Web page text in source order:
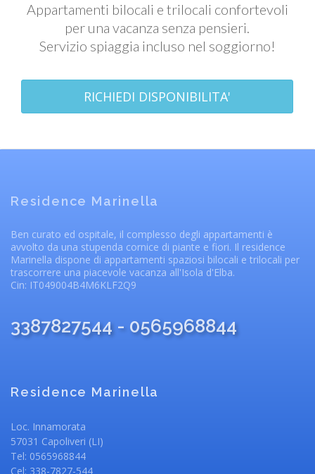
Appartamenti bilocali e trilocali confortevoli
per una vacanza senza pensieri.
Servizio spiaggia incluso nel soggiorno!
RICHIEDI DISPONIBILITA'
Residence Marinella
Ben curato ed ospitale, il complesso degli appartamenti è
avvolto da una stupenda cornice di piante e fiori. Il residence
Marinella dispone di appartamenti spaziosi bilocali e trilocali per
trascorrere una piacevole vacanza all'Isola d'Elba.
Cin: IT049004B4M6KLF2Q9
3387827544 - 0565968844
Residence Marinella
Loc. Innamorata
57031 Capoliveri (LI)
Tel: 0565968844
Cel: 338-7827-544